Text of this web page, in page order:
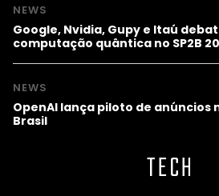
NEWS
Google, Nvidia, Gupy e Itaú
computação quântica no SP2B
NEWS
OpenAI lança piloto de anúncios
Brasil
TECH